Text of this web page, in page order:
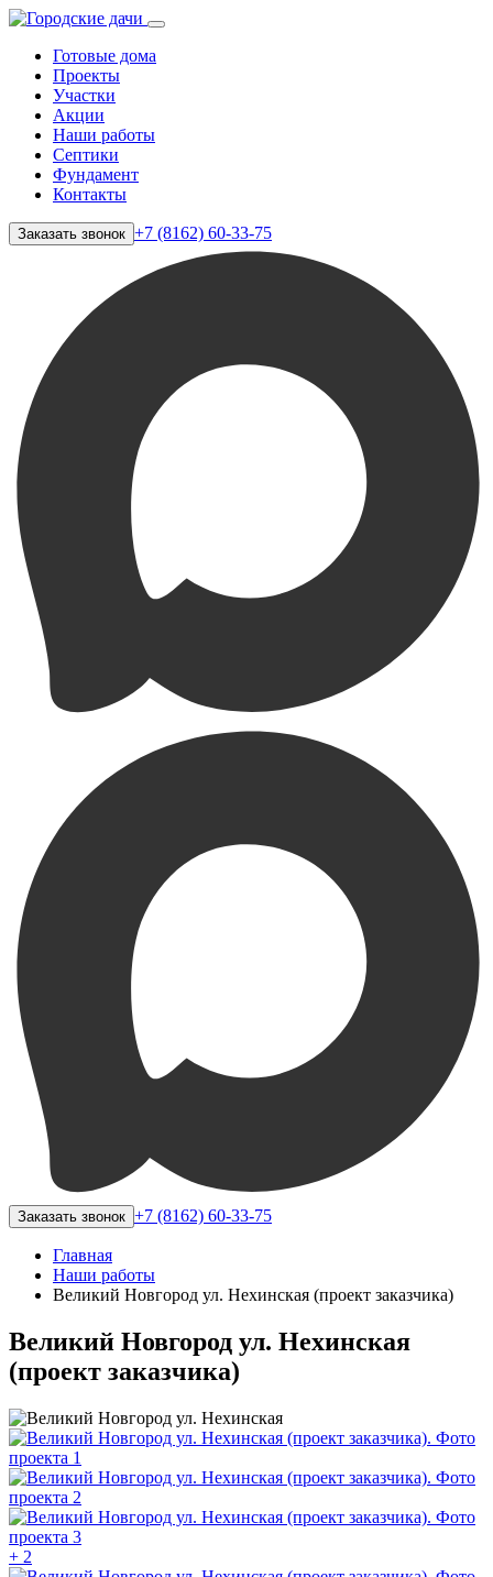
Готовые дома
Проекты
Участки
Акции
Наши работы
Септики
Фундамент
Контакты
Заказать звонок +7 (8162) 60-33-75
Заказать звонок +7 (8162) 60-33-75
Главная
Наши работы
Великий Новгород ул. Нехинская (проект заказчика)
Великий Новгород ул. Нехинская
(проект заказчика)
+ 2